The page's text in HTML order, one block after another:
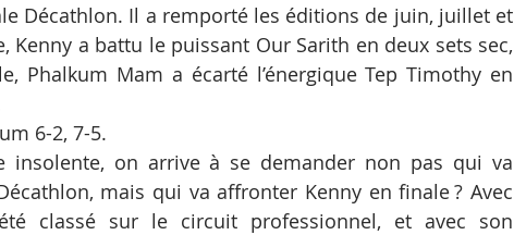
Décathlon. Il a remporté les éditions de juin, juillet et
Kenny a battu le puissant Our Sarith en deux sets sec,
Phalkum Mam a écarté l’énergique Tep Timothy en
6-2, 7-5.
insolente, on arrive à se demander non pas qui va
mais qui va affronter Kenny en finale ? Avec
classé sur le circuit professionnel, et avec son